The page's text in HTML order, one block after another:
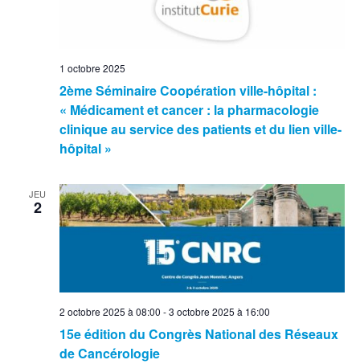
2ème Séminaire Coopération ville-hôpital :
« Médicament et cancer : la pharmacologie
clinique au service des patients et du lien ville-
hôpital »
1 octobre 2025
JEU
2
15e édition du Congrès National des Réseaux
de Cancérologie
2 octobre 2025 à 08:00 -3 octobre 2025 à 16:00